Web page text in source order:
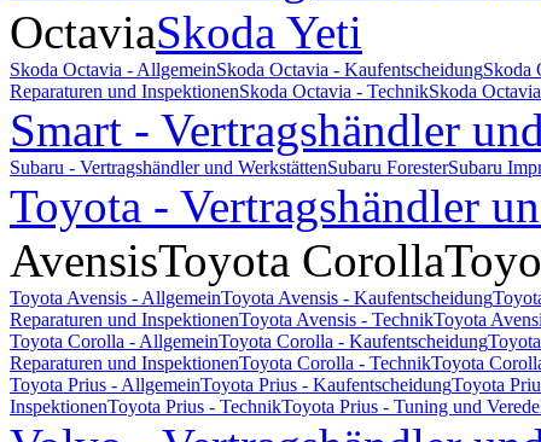
OctaviaSkoda Yeti
Skoda Octavia - AllgemeinSkoda Octavia - KaufentscheidungSkoda
Reparaturen und InspektionenSkoda Octavia - TechnikSkoda
Smart - Vertragshändler
Subaru - Vertragshändler und WerkstättenSubaru ForesterSubaru
Toyota - Vertragshändler
AvensisToyota Corolla
Toyota Avensis - AllgemeinToyota Avensis - Kaufentscheidung
Reparaturen und InspektionenToyota Avensis - TechnikToyota
Toyota Corolla - AllgemeinToyota Corolla - Kaufentscheidung
Reparaturen und InspektionenToyota Corolla - TechnikToyota
Toyota Prius - AllgemeinToyota Prius - KaufentscheidungToyota
InspektionenToyota Prius - TechnikToyota Prius - Tuning und